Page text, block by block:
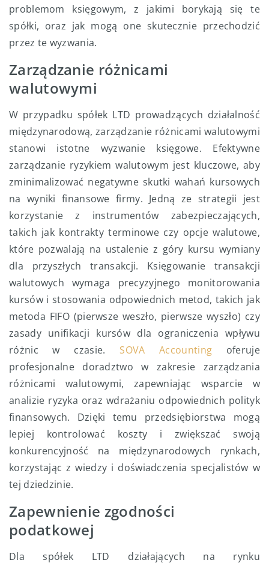
problemom księgowym, z jakimi borykają się te
spółki, oraz jak mogą one skutecznie przechodzić
przez te wyzwania.
Zarządzanie różnicami
walutowymi
W przypadku spółek LTD prowadzących działalność
międzynarodową, zarządzanie różnicami walutowymi
stanowi istotne wyzwanie księgowe. Efektywne
zarządzanie ryzykiem walutowym jest kluczowe, aby
zminimalizować negatywne skutki wahań kursowych
na wyniki finansowe firmy. Jedną ze strategii jest
korzystanie z instrumentów zabezpieczających,
takich jak kontrakty terminowe czy opcje walutowe,
które pozwalają na ustalenie z góry kursu wymiany
dla przyszłych transakcji. Księgowanie transakcji
walutowych wymaga precyzyjnego monitorowania
kursów i stosowania odpowiednich metod, takich jak
metoda FIFO (pierwsze weszło, pierwsze wyszło) czy
zasady unifikacji kursów dla ograniczenia wpływu
różnic w czasie. SOVA Accounting oferuje
profesjonalne doradztwo w zakresie zarządzania
różnicami walutowymi, zapewniając wsparcie w
analizie ryzyka oraz wdrażaniu odpowiednich polityk
finansowych. Dzięki temu przedsiębiorstwa mogą
lepiej kontrolować koszty i zwiększać swoją
konkurencyjność na międzynarodowych rynkach,
korzystając z wiedzy i doświadczenia specjalistów w
tej dziedzinie.
Zapewnienie zgodności
podatkowej
Dla spółek LTD działających na rynku